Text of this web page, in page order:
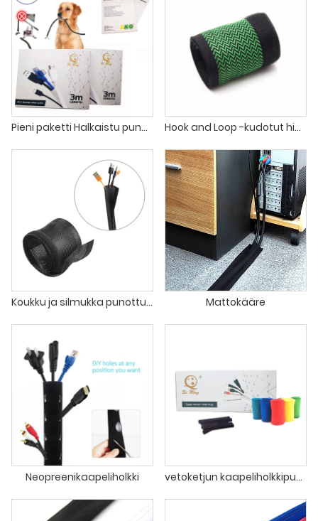
Pieni paketti Halkaistu punottu hihnajohtosuojus Hallintakaide TV -tietokoneen kotiteatteritoimistoon Hook and Loop -kudotut hihat
Koukku ja silmukka punottu käärehiha Mattokääre
Neopreenikaapeliholkki vetoketjun kaapeliholkkipunos